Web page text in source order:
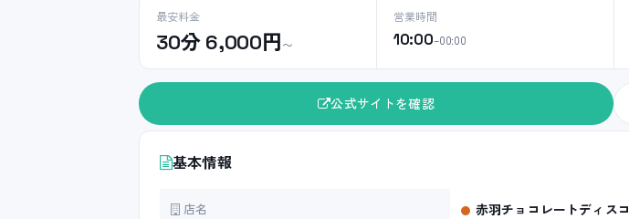
最安料金
30分 6,000円〜
営業時間
10:00–00:00
公式サイトを確認
基本情報
店名 赤羽チョコレートディスコ